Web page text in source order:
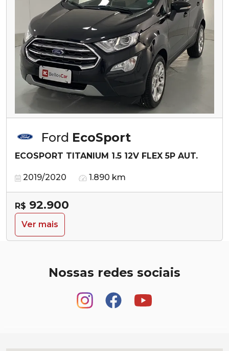
Ford EcoSport
ECOSPORT TITANIUM 1.5 12V FLEX 5P AUT.
2019/2020 1.890 km
R$ 92.900
Ver mais
Nossas redes sociais